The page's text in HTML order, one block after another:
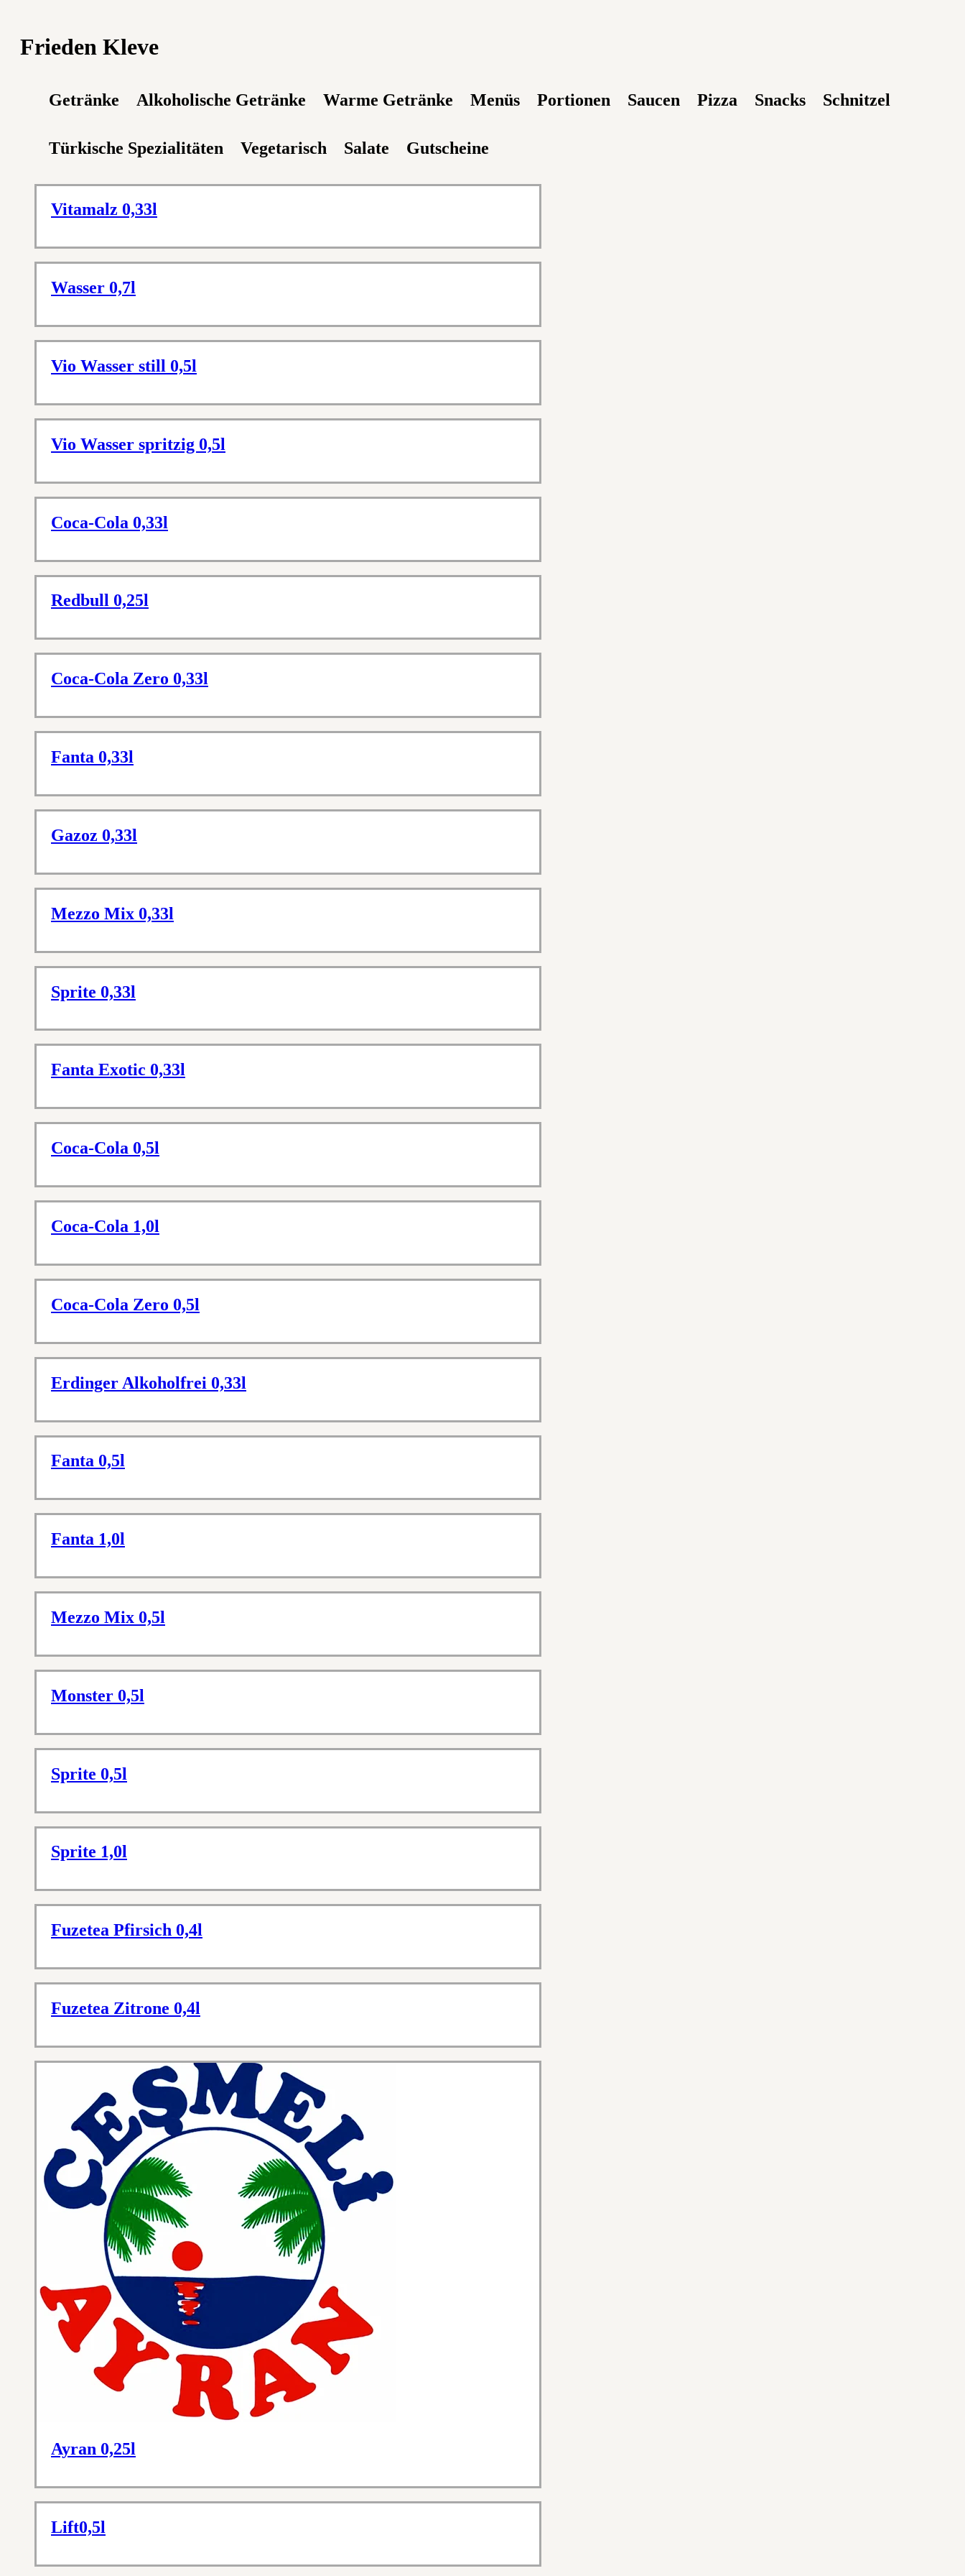
Frieden Kleve
Getränke Alkoholische Getränke Warme Getränke Menüs Portionen Saucen Pizza Snacks Schnitzel
Türkische Spezialitäten Vegetarisch Salate Gutscheine
Vitamalz 0,33l
Wasser 0,7l
Vio Wasser still 0,5l
Vio Wasser spritzig 0,5l
Coca-Cola 0,33l
Redbull 0,25l
Coca-Cola Zero 0,33l
Fanta 0,33l
Gazoz 0,33l
Mezzo Mix 0,33l
Sprite 0,33l
Fanta Exotic 0,33l
Coca-Cola 0,5l
Coca-Cola 1,0l
Coca-Cola Zero 0,5l
Erdinger Alkoholfrei 0,33l
Fanta 0,5l
Fanta 1,0l
Mezzo Mix 0,5l
Monster 0,5l
Sprite 0,5l
Sprite 1,0l
Fuzetea Pfirsich 0,4l
Fuzetea Zitrone 0,4l
Ayran 0,25l
Lift0,5l